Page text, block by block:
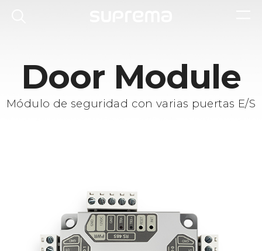
Door Module
Módulo de seguridad con varias puertas E/S